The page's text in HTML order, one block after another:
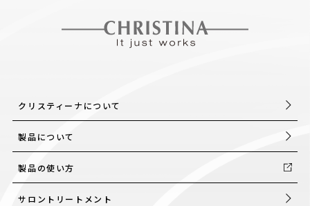
クリスティーナについて
製品について
製品の使い方
サロントリートメント